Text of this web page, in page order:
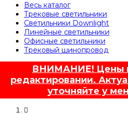
Весь каталог
Трековые светильники
Светильники Downlight
Линейные светильники
Офисные светильники
Трековый шинопровод
ВНИМАНИЕ! Цены
редактировании.
уточняйте у